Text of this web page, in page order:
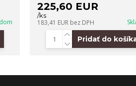
225,60 EUR
/ks
183,41 EUR bez DPH
Pridať do